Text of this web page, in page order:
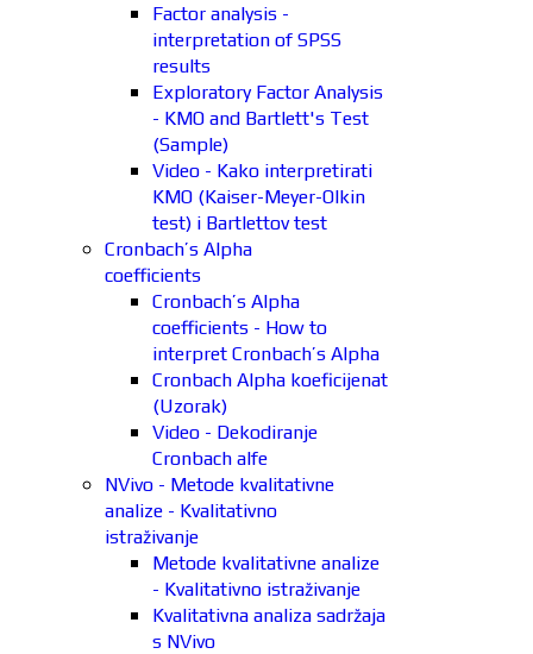
Factor analysis -
interpretation of SPSS
results
Exploratory Factor Analysis
- KMO and Bartlett's Test
(Sample)
Video - Kako interpretirati
KMO (Kaiser-Meyer-Olkin
test) i Bartlettov test
Cronbach’s Alpha
coefficients
Cronbach’s Alpha
coefficients - How to
interpret Cronbach’s Alpha
Cronbach Alpha koeficijenat
(Uzorak)
Video - Dekodiranje
Cronbach alfe
NVivo - Metode kvalitativne
analize - Kvalitativno
istraživanje
Metode kvalitativne analize
- Kvalitativno istraživanje
Kvalitativna analiza sadržaja
s NVivo